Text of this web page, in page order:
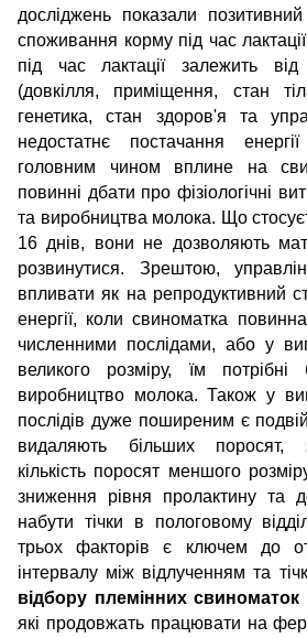
досліджень показали
споживання корму під час
під час лактації залежить від
(довкілля, приміщення, стан
генетика, стан здоров'я та
недостатнє постачання
головним чином вплине на
повинні дбати про фізіологічні
та виробництва молока. Що
16 днів, вони не дозволяють
розвинутися. Зрештою,
впливати як на репродуктивний
енергії, коли свиноматка
численними послідами, або у
великого розміру, їм
виробництво молока. Також у
послідів дуже поширеним є
видаляють більших
кількість поросят меншого
зниження рівня пролактину та
набути тічки в пологовому
трьох факторів є ключем до
інтервалу між відлученням та
відбору племінних свиноматок
які продовжать працювати на